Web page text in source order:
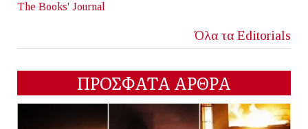
The Books' Journal
Όλα τα Editorials
ΠΡΟΣΦΑΤΑ ΑΡΘΡΑ